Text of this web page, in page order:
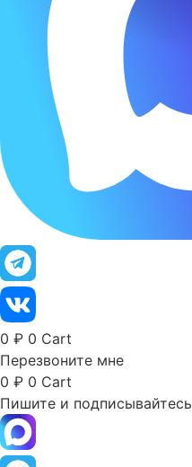
0 ₽ 0 Cart
Перезвоните мне
0 ₽ 0 Cart
Пишите и подписывайтесь